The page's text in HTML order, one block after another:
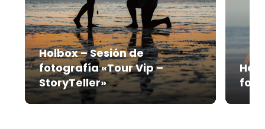
Holbox – Sesión de
fotografía «Tour Vip –
StoryTeller»